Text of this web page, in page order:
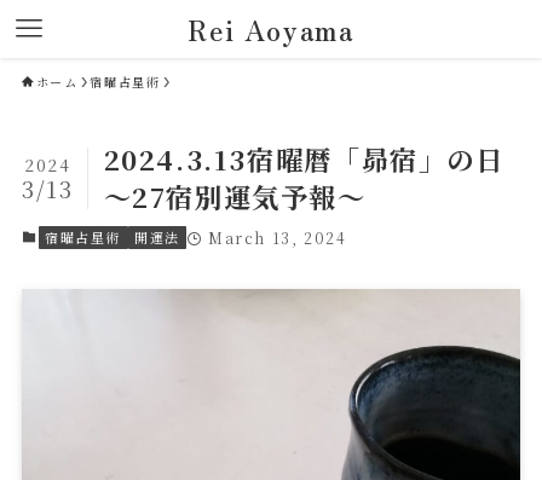
Rei Aoyama
ホーム 宿曜占星術
2024.3.13宿曜暦「昴宿」の日
～27宿別運気予報～
2024
3/13
宿曜占星術 開運法 March 13, 2024